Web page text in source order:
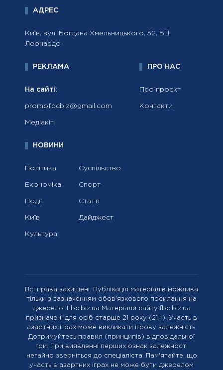
АДРЕС
Київ, вул. Богдана Хмельницького, 52, БЦ
Леонардо
РЕКЛАМА
На сайті:
promofbcbiz@gmail.com
Медіакіт
ПРО НАС
Про проєкт
Контакти
НОВИНИ
Політика
Економіка
Події
Київ
Культура
Суспільство
Спорт
Статті
Дайджест
Всі права захищені. Публікація матеріалів можлива
тільки з зазначенням обов'язкового посилання на
джерело: Fbc.biz.ua Матеріали сайту fbc.biz.ua
призначені для осіб старше 21 року (21+). Участь в
азартних іграх може викликати ігрову залежність.
Дотримуйтесь правил (принципів) відповідальної
гри. При виявленні перших ознак залежності
негайно зверніться до спеціаліста. Пам'ятайте, що
участь в азартних іграх не може бути джерелом